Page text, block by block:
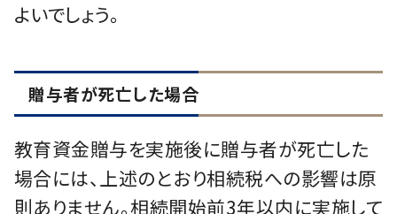
よいでしょう。
贈与者が死亡した場合
教育資⾦贈与を実施後に贈与者が死亡した
場合には、上述のとおり相続税への影響は原
則ありません。相続開始前3年以内に実施して